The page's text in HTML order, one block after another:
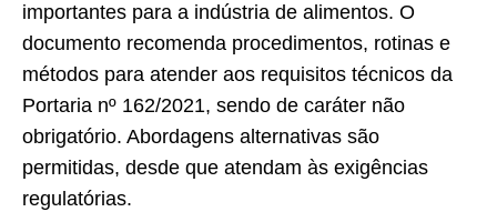
importantes para a indústria de alimentos. O
documento recomenda procedimentos, rotinas e
métodos para atender aos requisitos técnicos da
Portaria nº 162/2021, sendo de caráter não
obrigatório. Abordagens alternativas são
permitidas, desde que atendam às exigências
regulatórias.